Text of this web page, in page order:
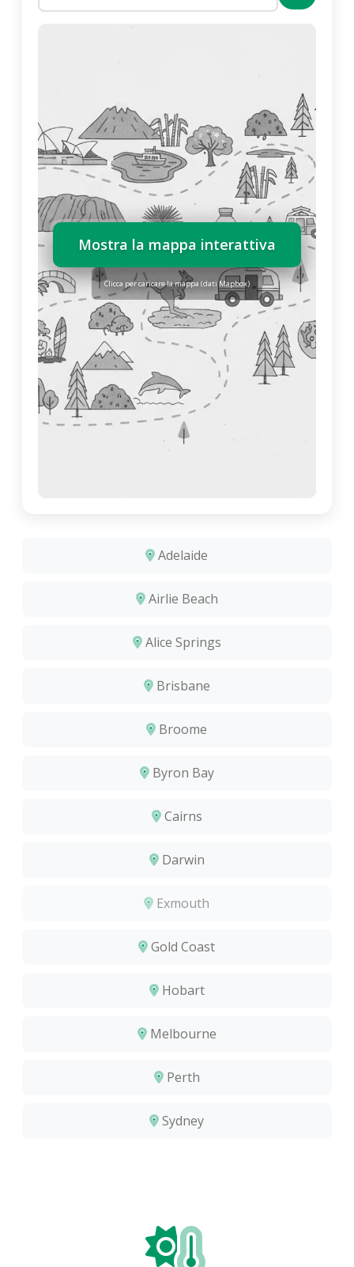
Mostra la mappa interattiva
Clicca per caricare la mappa (dati Mapbox)
Adelaide
Airlie Beach
Alice Springs
Brisbane
Broome
Byron Bay
Cairns
Darwin
Exmouth
Gold Coast
Hobart
Melbourne
Perth
Sydney